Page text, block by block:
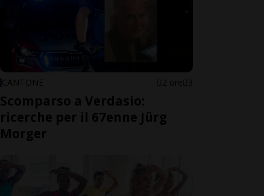
CANTONE 2 ore 3
Scomparso a Verdasio:
ricerche per il 67enne Jürg
Morger